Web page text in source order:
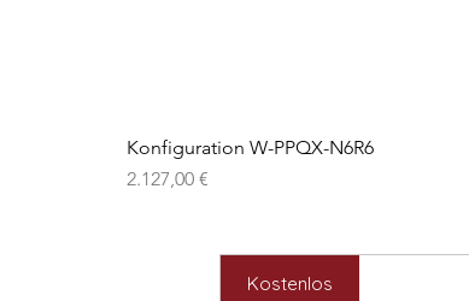
Konfiguration W-PPQX-N6R6
Preis
2.127,00 €
Kostenlos